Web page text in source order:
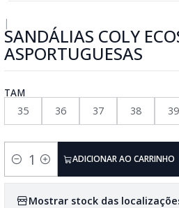
|
SANDÁLIAS COLY
ASPORTUGUESAS
TAM
35
36 37 38 39
Quantidade
ADICIONAR AO CARRINHO
Mostrar stock das